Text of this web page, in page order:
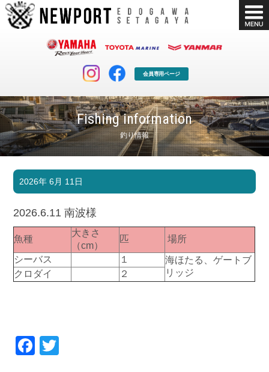
会員専用ページ
Fishing information
釣り情報
マリンクラブ
マリンライフを堪能したい！
ボート販売
ボート免許
長年の実績と信頼！
店舗情報 公式ブログ
Blog
お問い合わせ 会社概要
2026年 6月 11日
2026.6.11 南波様
魚種
大きさ
（cm）
匹
場所
シーバス
１
海ほたる、ゲートブ
リッジ
クロダイ ２
Facebook